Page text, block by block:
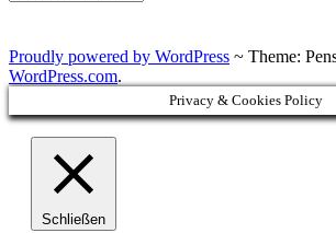
Proudly powered by WordPress ~ Theme:
WordPress.com.
Privacy & Cookies Policy
Schließen